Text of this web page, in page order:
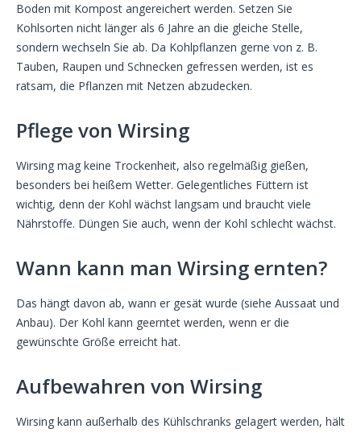
Boden mit Kompost angereichert werden. Setzen Sie
Kohlsorten nicht länger als 6 Jahre an die gleiche Stelle,
sondern wechseln Sie ab. Da Kohlpflanzen gerne von z. B.
Tauben, Raupen und Schnecken gefressen werden, ist es
ratsam, die Pflanzen mit Netzen abzudecken.
Pflege von Wirsing
Wirsing mag keine Trockenheit, also regelmäßig gießen,
besonders bei heißem Wetter. Gelegentliches Füttern ist
wichtig, denn der Kohl wächst langsam und braucht viele
Nährstoffe. Düngen Sie auch, wenn der Kohl schlecht wächst.
Wann kann man Wirsing ernten?
Das hängt davon ab, wann er gesät wurde (siehe Aussaat und
Anbau). Der Kohl kann geerntet werden, wenn er die
gewünschte Größe erreicht hat.
Aufbewahren von Wirsing
Wirsing kann außerhalb des Kühlschranks gelagert werden, hält